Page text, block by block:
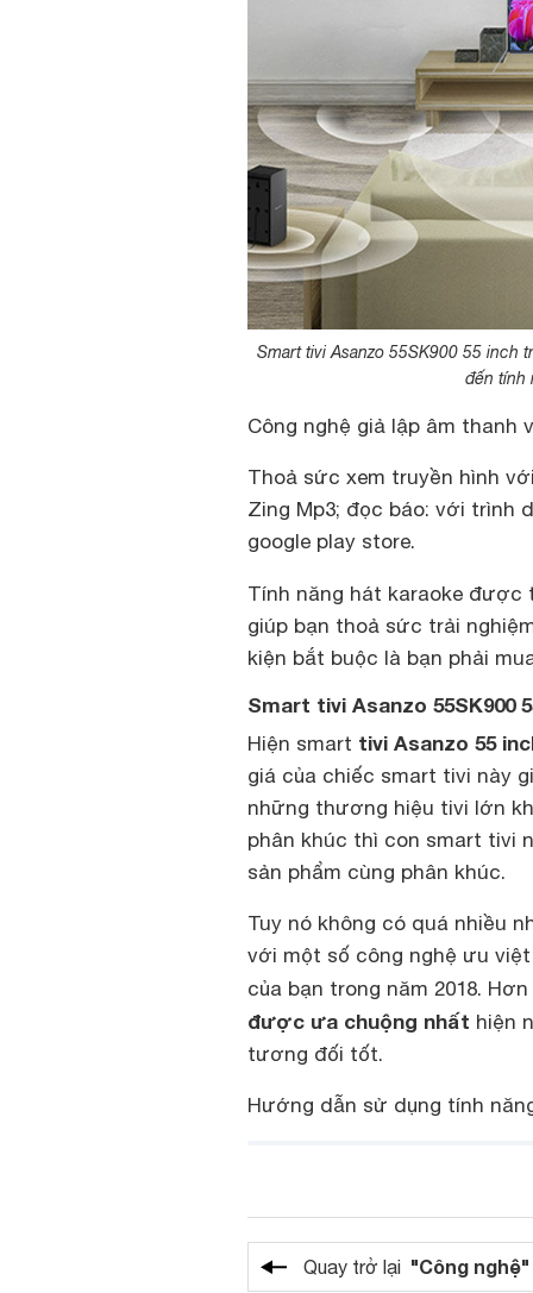
Smart tivi Asanzo 55SK900 55 inch
đến tính
Công nghệ giả lập âm thanh
Thoả sức xem truyền hình
Zing Mp3; đọc báo: với trình
google play store.
Tính năng hát karaoke
giúp bạn thoả sức trải
kiện bắt buộc là bạn phải
Smart tivi Asanzo 55SK900
Hiện smart tivi Asanzo 55
giá của chiếc smart tivi này
những thương hiệu tivi lớn
phân khúc thì con smart tivi
sản phẩm cùng phân khúc.
Tuy nó không có quá nhiều
với một số công nghệ ưu
của bạn trong năm 2018.
được ưa chuộng nhất hiện
tương đối tốt.
Hướng dẫn sử dụng tính
Quay trở lại "Công nghệ"